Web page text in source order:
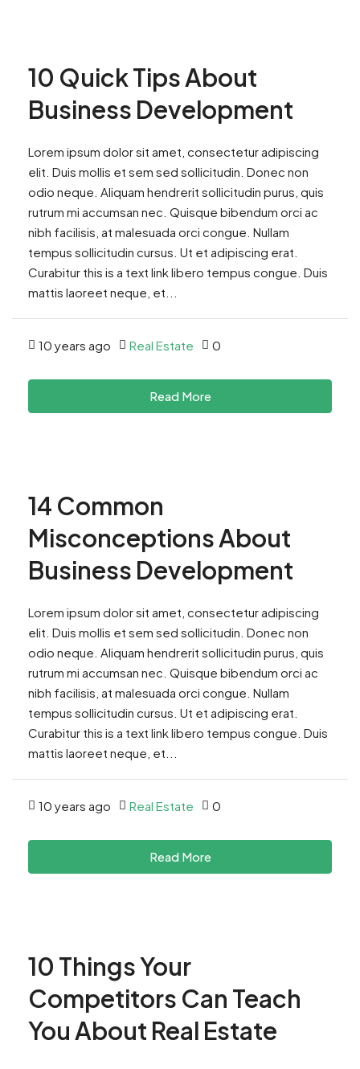
10 Quick Tips About
Business Development
Lorem ipsum dolor sit amet, consectetur adipiscing
elit. Duis mollis et sem sed sollicitudin. Donec non
odio neque. Aliquam hendrerit sollicitudin purus, quis
rutrum mi accumsan nec. Quisque bibendum orci ac
nibh facilisis, at malesuada orci congue. Nullam
tempus sollicitudin cursus. Ut et adipiscing erat.
Curabitur this is a text link libero tempus congue. Duis
mattis laoreet neque, et...
10 years ago Real Estate 0
Read More
14 Common
Misconceptions About
Business Development
Lorem ipsum dolor sit amet, consectetur adipiscing
elit. Duis mollis et sem sed sollicitudin. Donec non
odio neque. Aliquam hendrerit sollicitudin purus, quis
rutrum mi accumsan nec. Quisque bibendum orci ac
nibh facilisis, at malesuada orci congue. Nullam
tempus sollicitudin cursus. Ut et adipiscing erat.
Curabitur this is a text link libero tempus congue. Duis
mattis laoreet neque, et...
10 years ago Real Estate 0
Read More
10 Things Your
Competitors Can Teach
You About Real Estate